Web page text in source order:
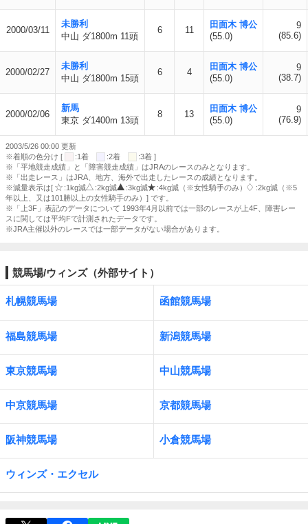
2000/03/11
未勝利
中山 ダ1800m 11頭
6 11
田面木 博公
(55.0)
9
(85.6)
2000/02/27
未勝利
中山 ダ1800m 15頭
6 4
田面木 博公
(55.0)
9
(38.7)
2000/02/06
新馬
東京 ダ1400m 13頭
8 13
田面木 博公
(55.0)
9
(76.9)
2003/5/26 00:00 更新
※着順の色分け [
:1着 :2着
:3着 ]
※「平地競走成績」と「障害競走成績」はJRAのレースのみとなります。
※「出走レース」はJRA、地方、海外で出走したレースの成績となります。
※減量表示は[
:1kg減 :2kg減 :3kg減 :4kg減（※女性騎手のみ）
:2kg減（※5
年以上、又は101勝以上の女性騎手のみ）] です。
※「上3F」表記のデータについて 1993年4月以前では一部のレースが上4F、障害レー
スに関しては平均Fで計測されたデータです。
※JRA主催以外のレースでは一部データがない場合があります。
競馬場/ウィンズ（外部サイト）
札幌競馬場 函館競馬場
福島競馬場 新潟競馬場
東京競馬場 中山競馬場
中京競馬場 京都競馬場
阪神競馬場 小倉競馬場
ウィンズ・エクセル